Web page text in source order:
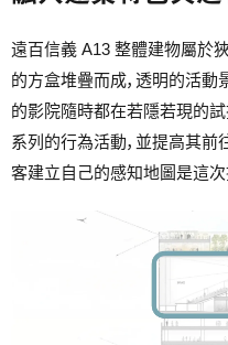
遠百信義 A13 整體建物屬於
的方盒堆疊而成，透明的活動
的影院隨時都在若隱若現的
系列的行為活動，並提高其前
客建立自己的感知地圖是這次